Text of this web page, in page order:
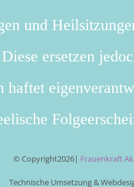
und
ersetzen
haftet
© Copyright2026| Frauenkraft
Technische Umsetzung &